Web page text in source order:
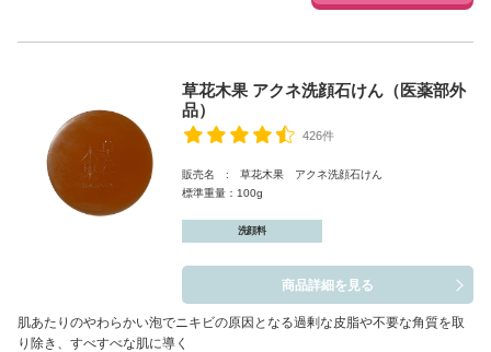
草花木果 アクネ洗顔石けん（医薬部外
品）
426件
販売名 : 草花木果 アクネ洗顔石けん
標準重量：100g
洗顔料
商品詳細を見る
肌あたりのやわらかい泡でニキビの原因となる過剰な皮脂や不要な角質を取
り除き、すべすべな肌に導く